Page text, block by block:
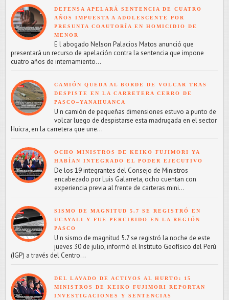
DEFENSA APELARÁ SENTENCIA DE CUATRO
AÑOS IMPUESTA A ADOLESCENTE POR
PRESUNTA COAUTORÍA EN HOMICIDIO DE
MENOR
E l abogado Nelson Palacios Matos anunció que
presentará un recurso de apelación contra la sentencia que impone
cuatro años de internamiento...
CAMIÓN QUEDA AL BORDE DE VOLCAR TRAS
DESPISTE EN LA CARRETERA CERRO DE
PASCO–YANAHUANCA
U n camión de pequeñas dimensiones estuvo a punto de
volcar luego de despistarse esta madrugada en el sector
Huicra, en la carretera que une...
OCHO MINISTROS DE KEIKO FUJIMORI YA
HABÍAN INTEGRADO EL PODER EJECUTIVO
De los 19 integrantes del Consejo de Ministros
encabezado por Luis Galarreta, ocho cuentan con
experiencia previa al frente de carteras mini...
SISMO DE MAGNITUD 5.7 SE REGISTRÓ EN
UCAYALI Y FUE PERCIBIDO EN LA REGIÓN
PASCO
U n sismo de magnitud 5.7 se registró la noche de este
jueves 30 de julio, informó el Instituto Geofísico del Perú
(IGP) a través del Centro...
DEL LAVADO DE ACTIVOS AL HURTO: 15
MINISTROS DE KEIKO FUJIMORI REPORTAN
INVESTIGACIONES Y SENTENCIAS